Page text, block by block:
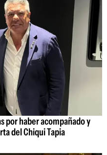
por haber acompañado y
del Chiqui Tapia